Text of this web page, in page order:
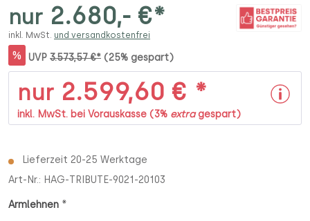
nur 2.680,- €*
inkl. MwSt. und versandkostenfrei
% UVP 3.573,57 €* (25% gespart)
nur 2.599,60 € *
inkl. MwSt. bei Vorauskasse (3% extragespart)
Lieferzeit 20-25 Werktage
Art-Nr.: HAG-TRIBUTE-9021-20103
Armlehnen *